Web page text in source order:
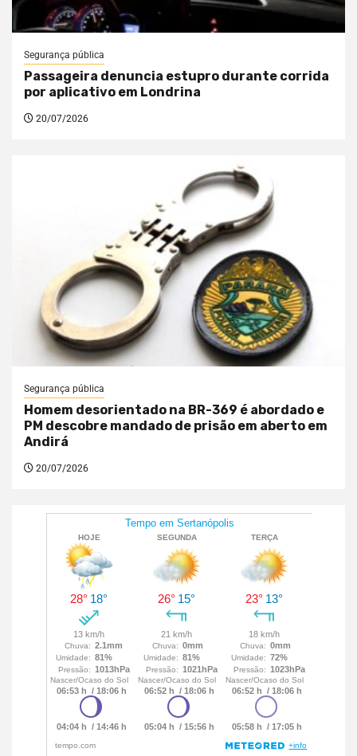
Segurança pública
Passageira denuncia estupro durante corrida
por aplicativo em Londrina
20/07/2026
Segurança pública
Homem desorientado na BR-369 é abordado e
PM descobre mandado de prisão em aberto em
Andirá
20/07/2026